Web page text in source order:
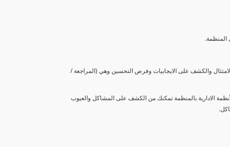
المنظمة.
والكشف على الايجابيات وفرص التحسين وهي (المراجعة /
الادارية بالمنظمة تمكنك من الكشف على المشاكل والعيوب